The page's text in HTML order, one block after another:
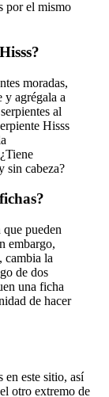
por el mismo
moradas,
y agrégala a
al
Hisss
sin cabeza?
pueden
embargo,
cambia la
de dos
una ficha
de hacer
en este sitio, así
otro extremo de